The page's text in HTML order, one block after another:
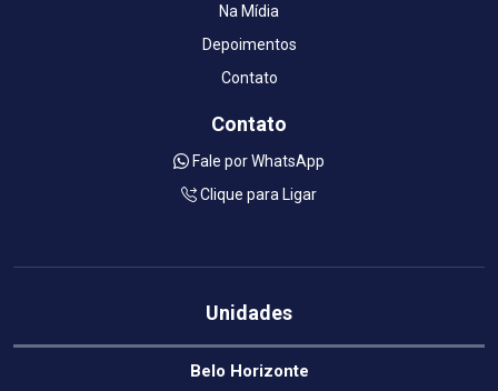
Na Mídia
Depoimentos
Contato
Contato
Fale por WhatsApp
Clique para Ligar
Unidades
Belo Horizonte